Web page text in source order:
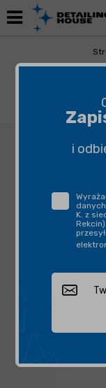
Funky
215ml -
i
K. z